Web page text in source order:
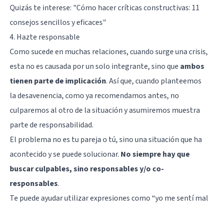
Quizás te interese: "Cómo hacer críticas constructivas: 11
consejos sencillos y eficaces"
4. Hazte responsable
Como sucede en muchas relaciones, cuando surge una crisis,
esta no es causada por un solo integrante, sino que ambos
tienen parte de implicación. Así que, cuando planteemos
la desavenencia, como ya recomendamos antes, no
culparemos al otro de la situación y asumiremos muestra
parte de responsabilidad.
El problema no es tu pareja o tú, sino una situación que ha
acontecido y se puede solucionar. No siempre hay que
buscar culpables, sino responsables y/o co-
responsables.
Te puede ayudar utilizar expresiones como “yo me sentí mal